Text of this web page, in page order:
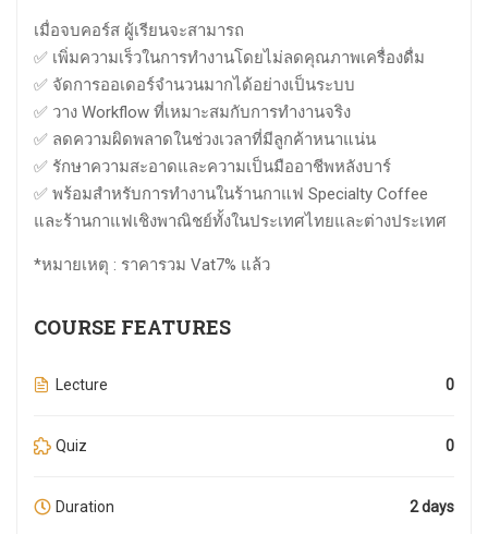
เมื่อจบคอร์ส ผู้เรียนจะสามารถ
✅ เพิ่มความเร็วในการทำงานโดยไม่ลดคุณภาพเครื่องดื่ม
✅ จัดการออเดอร์จำนวนมากได้อย่างเป็นระบบ
✅ วาง Workflow ที่เหมาะสมกับการทำงานจริง
✅ ลดความผิดพลาดในช่วงเวลาที่มีลูกค้าหนาแน่น
✅ รักษาความสะอาดและความเป็นมืออาชีพหลังบาร์
✅ พร้อมสำหรับการทำงานในร้านกาแฟ Specialty Coffee
และร้านกาแฟเชิงพาณิชย์ทั้งในประเทศไทยและต่างประเทศ
*หมายเหตุ : ราคารวม Vat7% แล้ว
COURSE FEATURES
Lecture 0
Quiz 0
Duration 2 days